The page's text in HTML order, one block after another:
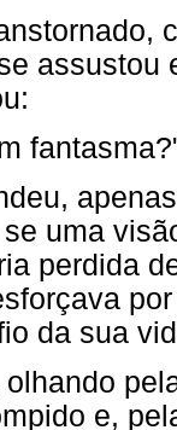
assustou
uma
perdida
da sua
e,